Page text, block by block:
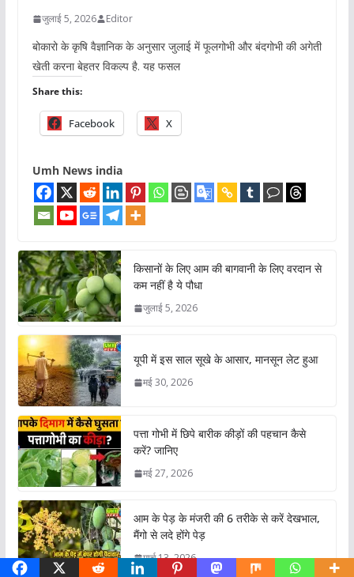
जुलाई 5, 2026 Editor
बोकारो के कृषि वैज्ञानिक के अनुसार जुलाई में फूलगोभी और बंदगोभी की अगेती
खेती करना बेहतर विकल्प है. यह फसल
Share this:
Facebook X
Umh News india
किसानों के लिए आम की बागवानी के लिए वरदान से
कम नहीं है ये पौधा
जुलाई 5, 2026
यूपी में इस साल सूखे के आसार, मानसून लेट हुआ
मई 30, 2026
पत्ता गोभी में छिपे बारीक कीड़ों की पहचान कैसे
करें? जानिए
मई 27, 2026
आम के पेड़ के मंजरी की 6 तरीके से करें देखभाल,
मैंगो से लदे होंगे पेड़
मार्च 13, 2026